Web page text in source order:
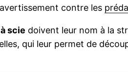
contre les
scie doivent leur nom à la
qui leur permet de